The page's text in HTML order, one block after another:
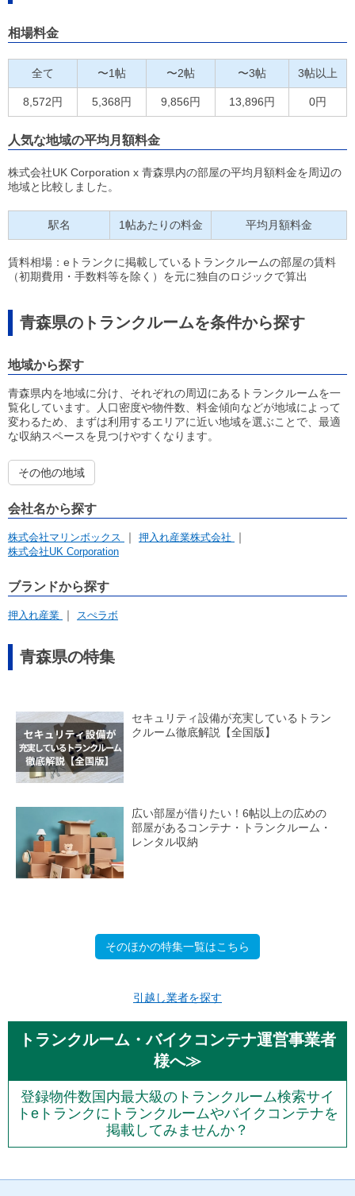
相場料金
全て 〜1帖 〜2帖 〜3帖 3帖以上
8,572円 5,368円 9,856円 13,896円 0円
人気な地域の平均月額料金
株式会社UK Corporation x 青森県内の部屋の平均月額料金を周辺の
地域と比較しました。
駅名 1帖あたりの料金 平均月額料金
賃料相場：eトランクに掲載しているトランクルームの部屋の賃料
（初期費用・手数料等を除く）を元に独自のロジックで算出
青森県のトランクルームを条件から探す
地域から探す
青森県内を地域に分け、それぞれの周辺にあるトランクルームを一
覧化しています。人口密度や物件数、料金傾向などが地域によって
変わるため、まずは利用するエリアに近い地域を選ぶことで、最適
な収納スペースを見つけやすくなります。
その他の地域
会社名から探す
株式会社マリンボックス
押入れ産業株式会社
株式会社UK Corporation
ブランドから探す
押入れ産業 スぺラボ
青森県の特集
セキュリティ設備が充実しているトラン
クルーム徹底解説【全国版】
広い部屋が借りたい！6帖以上の広めの
部屋があるコンテナ・トランクルーム・
レンタル収納
そのほかの特集一覧はこちら
引越し業者を探す
トランクルーム・バイクコンテナ運営事業者
様へ≫
登録物件数国内最大級のトランクルーム検索サイ
トeトランクにトランクルームやバイクコンテナを
掲載してみませんか？